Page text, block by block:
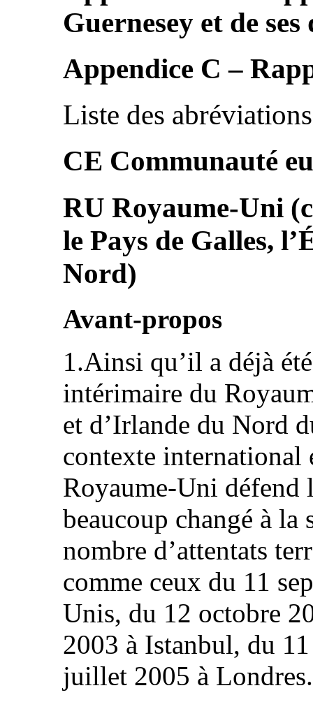
Guernesey et de
Appendice C –
Liste des abréviations
CE Communauté
RU Royaume-Uni
le Pays de Galles,
Nord)
Avant-propos
1.Ainsi qu’il a déjà
intérimaire du
et d’Irlande du Nord
contexte international
Royaume-Uni défend
beaucoup changé à la
nombre d’attentats
comme ceux du 11
Unis, du 12 octobre
2003 à Istanbul, du
juillet 2005 à Londres.